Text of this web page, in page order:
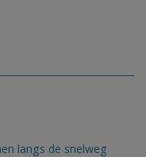
langs de snelweg